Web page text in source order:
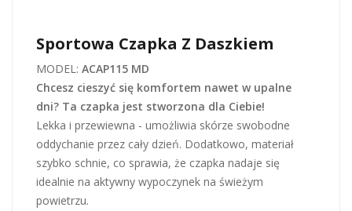
Sportowa Czapka Z Daszkiem
MODEL: ACAP115 MD
Chcesz cieszyć się komfortem nawet w upalne
dni? Ta czapka jest stworzona dla Ciebie!
Lekka i przewiewna - umożliwia skórze swobodne
oddychanie przez cały dzień. Dodatkowo, materiał
szybko schnie, co sprawia, że czapka nadaje się
idealnie na aktywny wypoczynek na świeżym
powietrzu.